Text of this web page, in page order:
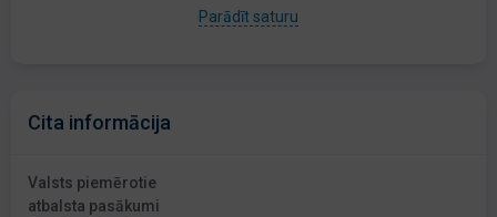
Parādīt saturu
Cita informācija
Valsts piemērotie
atbalsta pasākumi